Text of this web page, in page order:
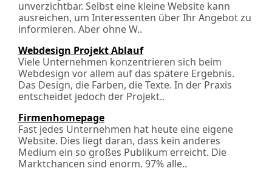
unverzichtbar. Selbst eine kleine Website kann
ausreichen, um Interessenten über Ihr Angebot zu
informieren. Aber ohne W..
Webdesign Projekt Ablauf
Viele Unternehmen konzentrieren sich beim
Webdesign vor allem auf das spätere Ergebnis.
Das Design, die Farben, die Texte. In der Praxis
entscheidet jedoch der Projekt..
Firmenhomepage
Fast jedes Unternehmen hat heute eine eigene
Website. Dies liegt daran, dass kein anderes
Medium ein so großes Publikum erreicht. Die
Marktchancen sind enorm. 97% alle..